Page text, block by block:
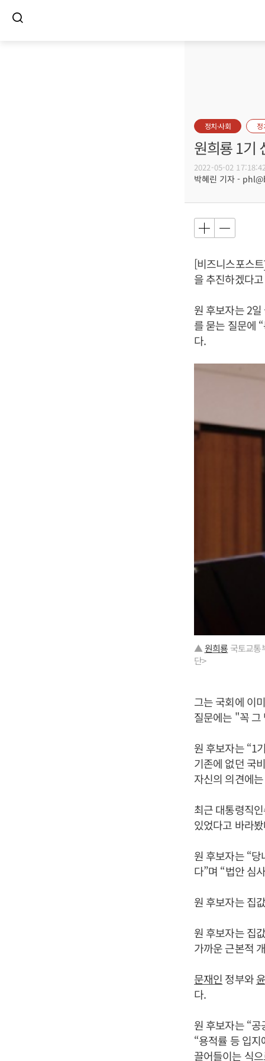
정치·사회 정
원희룡 1기
2022-05-02
박혜린 기자 -
[비즈니스포스
을 추진하겠다
원 후보자는 2
를 묻는 질문에
다.
▲원희룡 국토교통
단>
그는 국회에 이
질문에는 "꼭 그
원 후보자는 “1
기존에 없던 국
자신의 의견에
최근 대통령직
있었다고 바라
원 후보자는 “
다”며 “법안 심
원 후보자는 집
원 후보자는 집
가까운 근본적
문재인 정부와
다.
원 후보자는 “
“용적률 등 입
끌어들이는 식